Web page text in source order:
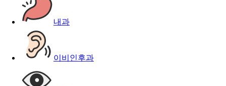
내과
이비인후과